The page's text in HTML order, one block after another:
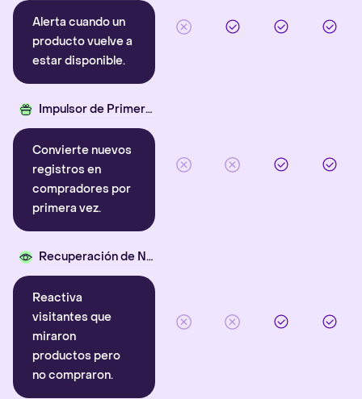
Alerta cuando un
producto vuelve a
estar disponible.
Impulsor de Primera Compra
Convierte nuevos
registros en
compradores por
primera vez.
Recuperación de Navegación
Reactiva
visitantes que
miraron
productos pero
no compraron.